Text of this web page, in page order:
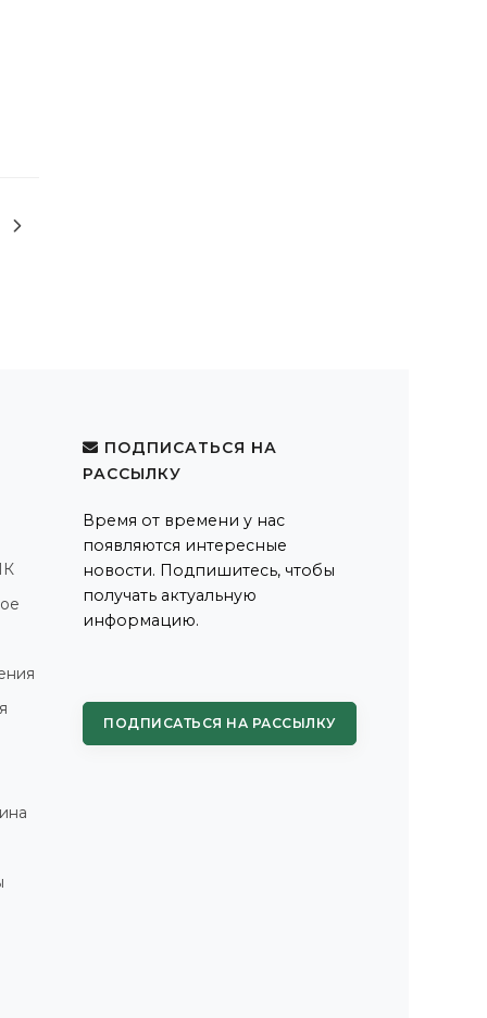
ПОДПИСАТЬСЯ НА
РАССЫЛКУ
Время от времени у нас
появляются интересные
новости. Подпишитесь, чтобы
получать актуальную
информацию.
ПОДПИСАТЬСЯ НА РАССЫЛКУ